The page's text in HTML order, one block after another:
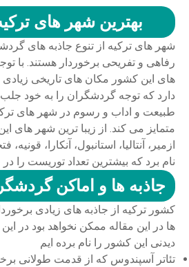
بهترین شهر های
شهر های ترکیه از تنوع جاذبه های
رفاهی و تفریحی برخوردار هستند. با
های این کشور مکان های تاریخی زیادی
دارد که توجه گردشگران را به خود
طبیعت و اداب و رسوم در شهر های
متمایز می کند. از زیبا ترین شهر های
ازمیر، آنتالیا، استانبول، آنکارا،
نام برد که بیشترین تعداد توریست را
جاذبه ها و اماکن
کشور ترکیه از جاذبه های زیادی
ها در این مقاله ممکن نخواهد بود در
دیدنی این کشور را نام برده ایم
تئاتر آسپندوس که از قدمت طولانی